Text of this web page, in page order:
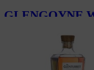
GLENGOYNE